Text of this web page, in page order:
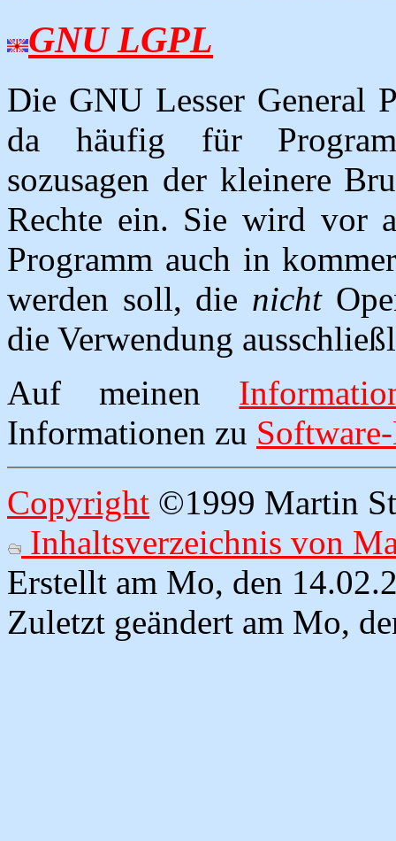
GNU LGPL
Die GNU Lesser General
da häufig für
sozusagen der kleinere
Rechte ein. Sie wird vor
Programm auch in
werden soll, die nicht
die Verwendung
Auf meinen
Informationen zu
Copyright ©1999 Martin
Inhaltsverzeichnis von
Erstellt am Mo, den
Zuletzt geändert am Mo,